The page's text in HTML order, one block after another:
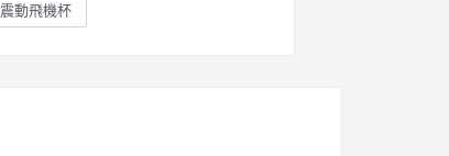
震動飛機杯